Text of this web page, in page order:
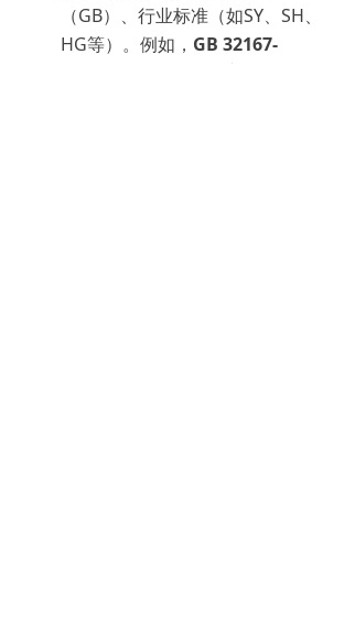
（GB）、行业标准（如SY、SH、
HG等）。例如， GB 32167-